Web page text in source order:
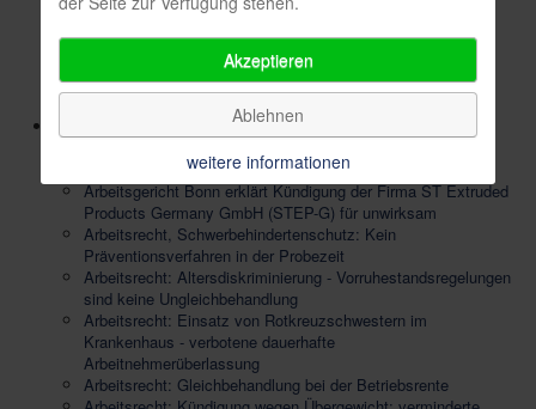
Urlaub im öffentlichen Dienst: Übertragung bei Erkrankung
Zusätzliche Urlaubstage nach Vollendung des 58.
Arbeitsgericht Bonn erklärt Kündigung der Firma ST Extruded
Products Germany GmbH (STEP-G) für unwirksam
Arbeitsrecht, Schwerbehindertenschutz: Kein
Präventionsverfahren in der Probezeit
Arbeitsrecht: Altersdiskriminierung - Vorruhestandsregelungen
sind keine Ungleichbehandlung
Arbeitsrecht: Einsatz von Rotkreuzschwestern im
Krankenhaus - verbotene dauerhafte
Arbeitnehmerüberlassung
Arbeitsrecht: Gleichbehandlung bei der Betriebsrente
Akzeptieren
Ablehnen
weitere informationen